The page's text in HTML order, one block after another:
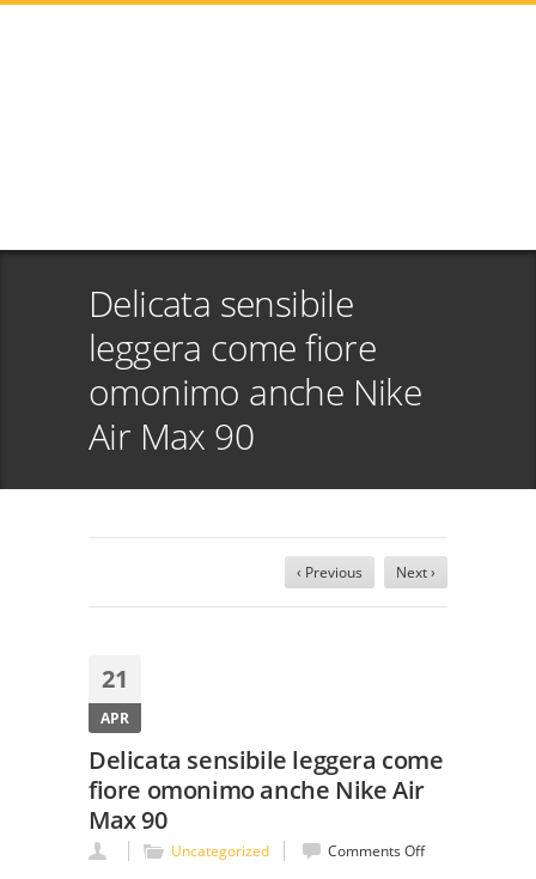
Delicata sensibile
leggera come fiore
omonimo anche Nike
Air Max 90
‹ Previous Next ›
21
APR
Delicata sensibile leggera come
fiore omonimo anche Nike Air
Max 90
Uncategorized Comments Offon